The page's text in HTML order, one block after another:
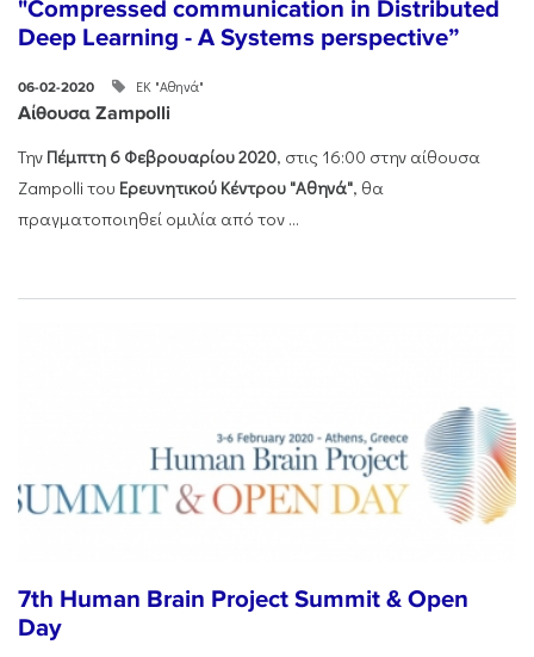
"Compressed communication in Distributed
Deep Learning - A Systems perspective”
06-02-2020 ΕΚ "Αθηνά"
Αίθουσα Zampolli
Την Πέμπτη 6 Φεβρουαρίου 2020, στις 16:00 στην αίθουσα
Zampolli του Ερευνητικού Κέντρου "Αθηνά", θα
πραγματοποιηθεί ομιλία από τον ...
7th Human Brain Project Summit & Open
Day